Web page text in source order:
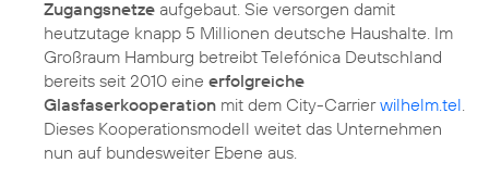
Zugangsnetze aufgebaut. Sie versorgen damit
heutzutage knapp 5 Millionen deutsche Haushalte. Im
Großraum Hamburg betreibt Telefónica Deutschland
bereits seit 2010 eine erfolgreiche
Glasfaserkooperation mit dem City-Carrierwilhelm.tel.
Dieses Kooperationsmodell weitet das Unternehmen
nun auf bundesweiter Ebene aus.